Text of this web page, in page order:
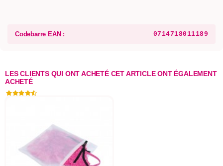
Codebarre EAN : 0714718011189
LES CLIENTS QUI ONT ACHETÉ CET ARTICLE ONT ÉGALEMENT
ACHETÉ